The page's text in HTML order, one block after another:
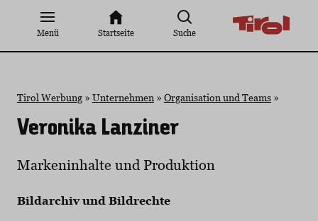
springenMenü Startseite Suche
Tirol Werbung» Unternehmen » Organisation und Teams»
Veronika Lanziner
Markeninhalte und Produktion
Bildarchiv und Bildrechte